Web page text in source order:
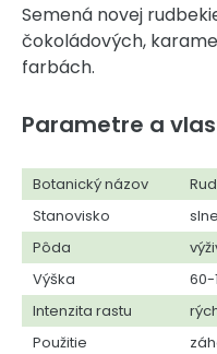
Semená novej
čokoládových,
farbách.
Parametre a
Botanický názov
Stanovisko
Pôda
Výška
60-
Intenzita rastu
Použitie